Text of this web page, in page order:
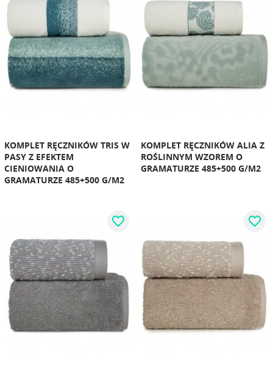
KOMPLET RĘCZNIKÓW TRIS W
PASY Z EFEKTEM
CIENIOWANIA O
GRAMATURZE 485+500 G/M2
KOMPLET RĘCZNIKÓW ALIA Z
ROŚLINNYM WZOREM O
GRAMATURZE 485+500 G/M2
favorite_border favorite_border